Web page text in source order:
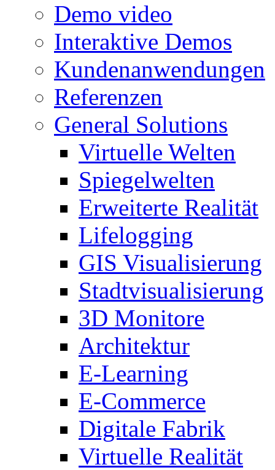
Demo video
Interaktive Demos
Kundenanwendungen
Referenzen
General Solutions
Virtuelle Welten
Spiegelwelten
Erweiterte Realität
Lifelogging
GIS Visualisierung
Stadtvisualisierung
3D Monitore
Architektur
E-Learning
E-Commerce
Digitale Fabrik
Virtuelle Realität